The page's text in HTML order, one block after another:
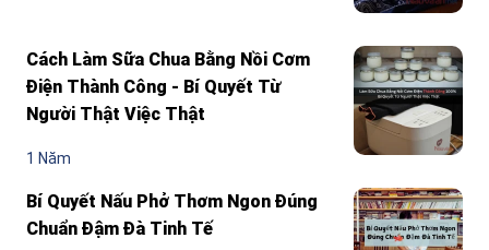
Cách Làm Sữa Chua Bằng Nồi Cơm
Điện Thành Công - Bí Quyết Từ
Người Thật Việc Thật
1 Năm
Bí Quyết Nấu Phở Thơm Ngon Đúng
Chuẩn Đậm Đà Tinh Tế